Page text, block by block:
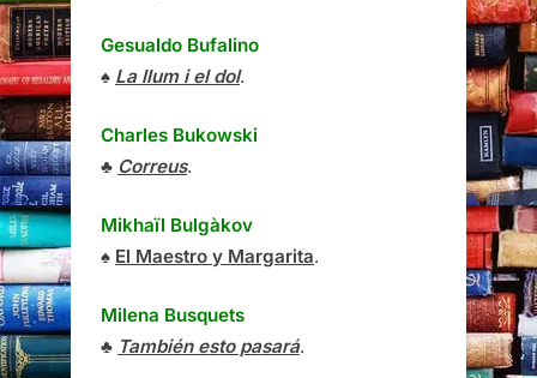
Gesualdo Bufalino
♠ La llum i el dol.
Charles Bukowski
♣ Correus.
Mikhaïl Bulgàkov
♠ El Maestro y Margarita.
Milena Busquets
♣ También esto pasará.